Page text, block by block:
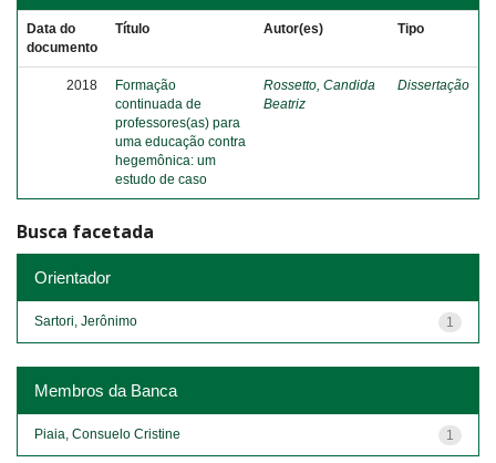
Data do
documento
Título Autor(es) Tipo
2018
Formação
continuada de
professores(as) para
uma educação contra
hegemônica: um
estudo de caso
Rossetto, Candida
Beatriz
Dissertação
Busca facetada
Orientador
1
Sartori, Jerônimo
Membros da Banca
1
Piaia, Consuelo Cristine